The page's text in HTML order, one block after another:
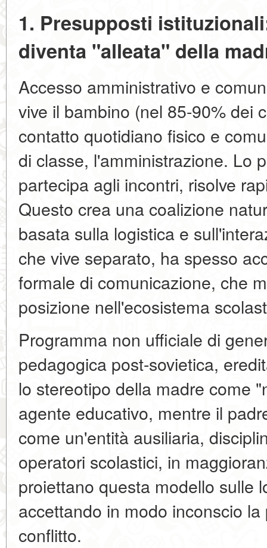
1. Presupposti
diventa "alleata" della
Accesso amministrativo e
vive il bambino (nel 85-90% dei
contatto quotidiano fisico e
di classe, l'amministrazione. Lo
partecipa agli incontri, risolve
Questo crea una coalizione
basata sulla logistica e
che vive separato, ha spesso
formale di comunicazione, che
posizione nell'ecosistema
Programma non ufficiale di
pedagogica post-sovietica,
lo stereotipo della madre come
agente educativo, mentre il
come un'entità ausiliaria,
operatori scolastici, in
proiettano questa modello sulle
accettando in modo inconscio
conflitto.